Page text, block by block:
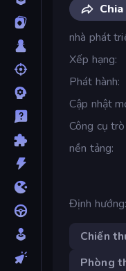
nhà phát
Xếp hạng
Phát hành
Cập nhật
Công cụ
nền tảng
Định hướng
Chiến
Phòng